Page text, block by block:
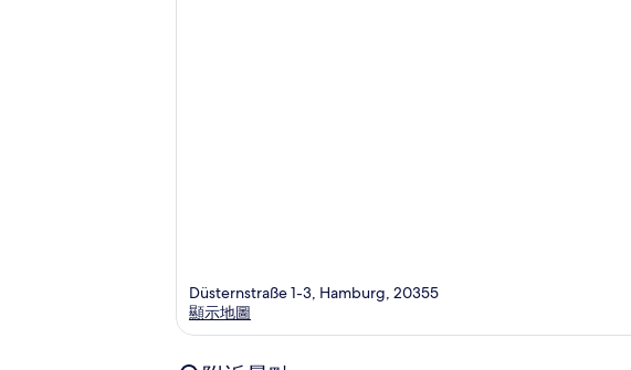
Düsternstraße 1-3, Hamburg, 20355
顯示地圖